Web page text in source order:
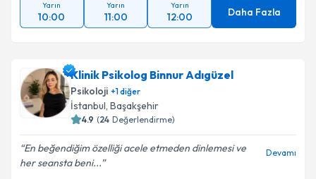
Yarın
10:00
Yarın
11:00
Yarın
12:00 Daha Fazla
Klinik Psikolog Binnur Adıgüzel
Psikoloji +1diğer
İstanbul, Başakşehir
4.9 (24 Değerlendirme)
En beğendiğim özelliği acele etmeden dinlemesi ve
her seansta beni...
Devamı